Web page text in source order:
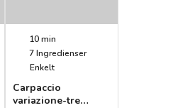
10 min
7Ingredienser
Enkelt
Carpaccio
variazione-tre